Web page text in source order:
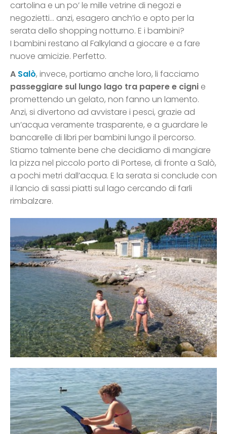
cartolina e un po’ le mille vetrine di negozi e
negozietti… anzi, esagero anch’io e opto per la
serata dello shopping notturno. E i bambini?
I bambini restano al Falkyland a giocare e a fare
nuove amicizie. Perfetto.
A Salò, invece, portiamo anche loro, li facciamo
passeggiare sul lungo lago tra papere e cigni e
promettendo un gelato, non fanno un lamento.
Anzi, si divertono ad avvistare i pesci, grazie ad
un’acqua veramente trasparente, e a guardare le
bancarelle di libri per bambini lungo il percorso.
Stiamo talmente bene che decidiamo di mangiare
la pizza nel piccolo porto di Portese, di fronte a Salò,
a pochi metri dall’acqua. E la serata si conclude con
il lancio di sassi piatti sul lago cercando di farli
rimbalzare.